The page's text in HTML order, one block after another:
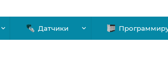
Датчики